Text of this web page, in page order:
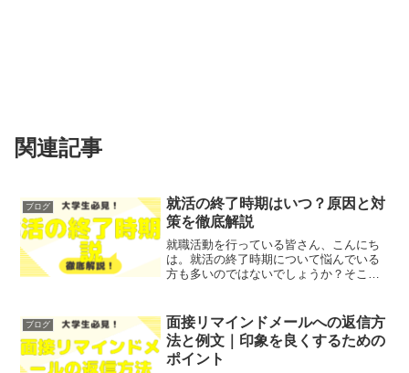
関連記事
ブログ
就活の終了時期はいつ？原因と対
策を徹底解説
就職活動を行っている皆さん、こんにち
は。就活の終了時期について悩んでいる
方も多いのではないでしょうか？そこで
レポトンこの記事は次のような人におす
すめ！就活の終了時期が不...
ブログ
面接リマインドメールへの返信方
法と例文｜印象を良くするための
ポイント